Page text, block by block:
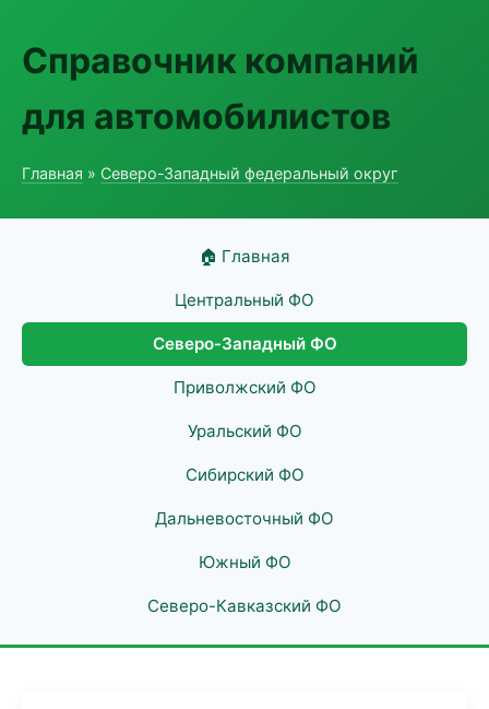
Справочник компаний
для автомобилистов
Главная » Северо-Западный федеральный округ
🏠 Главная
Центральный ФО
Северо-Западный ФО
Приволжский ФО
Уральский ФО
Сибирский ФО
Дальневосточный ФО
Южный ФО
Северо-Кавказский ФО